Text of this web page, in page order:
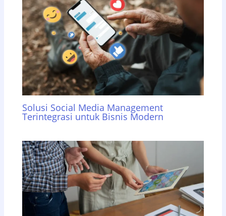
Solusi Social Media Management
Terintegrasi untuk Bisnis Modern